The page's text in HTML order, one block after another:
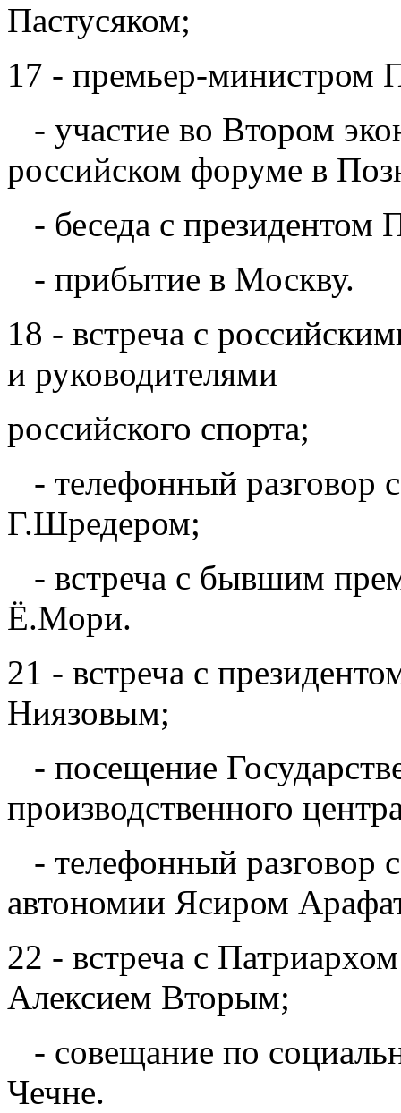
Пастусяком;
17 - премьер-
- участие во Втором
российском форуме в
- беседа с
- прибытие в Москву.
18 - встреча с
и руководителями
российского спорта;
- телефонный
Г.Шредером;
- встреча с бывшим
Ё.Мори.
21 - встреча с
Ниязовым;
- посещение
производственного
- телефонный разговор
автономии Ясиром
22 - встреча с
Алексием Вторым;
- совещание по
Чечне.